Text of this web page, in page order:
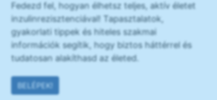
Fedezd fel, hogyan élhetsz teljes, aktív életet
inzulinrezisztenciával! Tapasztalatok,
gyakorlati tippek és hiteles szakmai
információk segítik, hogy biztos háttérrel és
tudatosan alakíthasd az életed.
BELÉPEK!